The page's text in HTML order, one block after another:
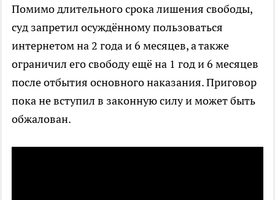
Помимо длительного срока лишения свободы,
суд запретил осуждённому пользоваться
интернетом на 2 года и 6 месяцев, а также
ограничил его свободу ещё на 1 год и 6 месяцев
после отбытия основного наказания. Приговор
пока не вступил в законную силу и может быть
обжалован.